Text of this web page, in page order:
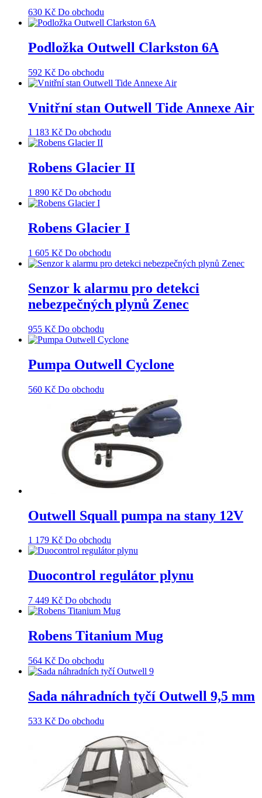
630 Kč Do obchodu
Podložka Outwell Clarkston 6A
592 Kč Do obchodu
Vnitřní stan Outwell Tide Annexe Air
1 183 Kč Do obchodu
Robens Glacier II
1 890 Kč Do obchodu
Robens Glacier I
1 605 Kč Do obchodu
Senzor k alarmu pro detekci
nebezpečných plynů Zenec
955 Kč Do obchodu
Pumpa Outwell Cyclone
560 Kč Do obchodu
Outwell Squall pumpa na stany 12V
1 179 Kč Do obchodu
Duocontrol regulátor plynu
7 449 Kč Do obchodu
Robens Titanium Mug
564 Kč Do obchodu
Sada náhradních tyčí Outwell 9,5 mm
533 Kč Do obchodu